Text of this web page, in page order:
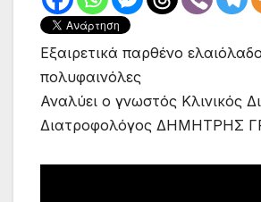
Εξαιρετικά παρθένο
πολυφαινόλες
Αναλύει ο γνωστός Κλινικός
Διατροφολόγος ΔΗΜΗΤΡΗΣ